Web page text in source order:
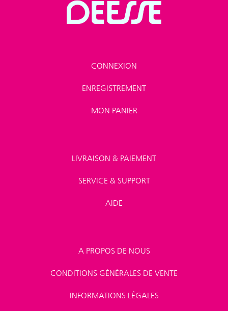
CONNEXION
ENREGISTREMENT
MON PANIER
LIVRAISON & PAIEMENT
SERVICE & SUPPORT
AIDE
A PROPOS DE NOUS
CONDITIONS GÉNÉRALES DE VENTE
INFORMATIONS LÉGALES